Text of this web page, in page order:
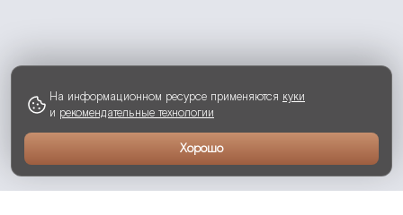
На информационном ресурсе применяются куки
и рекомендательные технологии
Хорошо